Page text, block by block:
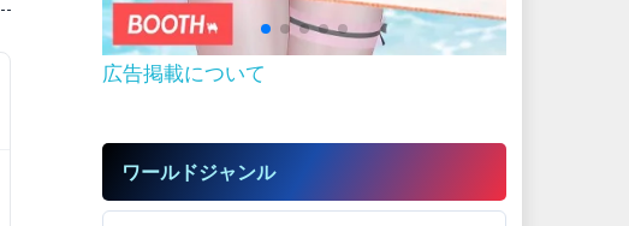
広告掲載について
ワールドジャンル